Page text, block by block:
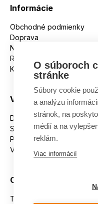
Informácie
Obchodné podmienky
Doprava
Nakupujeme na splátky
Reklamácie
Kontakt
Všetko o nákupe
Dostupnosť tovaru
Spracovanie osobných
Platba
Výmena a vrátenie tovaru
Ostatné
Tabuľka veľkostí
O súboroch
stránke
Súbory cookie
a analýzu
stránok, na
médií a na
reklám.
Viac informácií